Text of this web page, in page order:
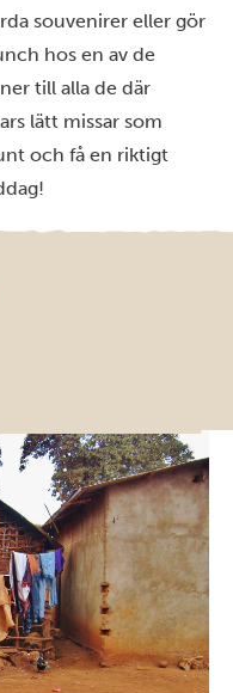
souvenirer eller gör
hos en av de
till alla de där
lätt missar som
och få en riktigt